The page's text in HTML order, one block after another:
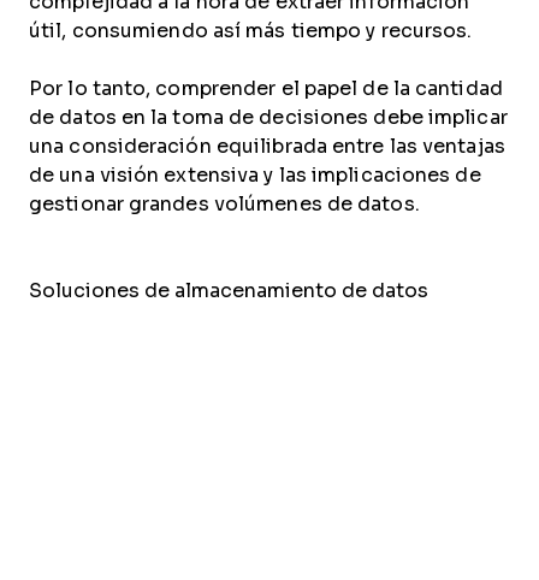
útil, consumiendo así más tiempo y recursos.
Por lo tanto, comprender el papel de la cantidad
de datos en la toma de decisiones debe implicar
una consideración equilibrada entre las ventajas
de una visión extensiva y las implicaciones de
gestionar grandes volúmenes de datos.
Soluciones de almacenamiento de datos